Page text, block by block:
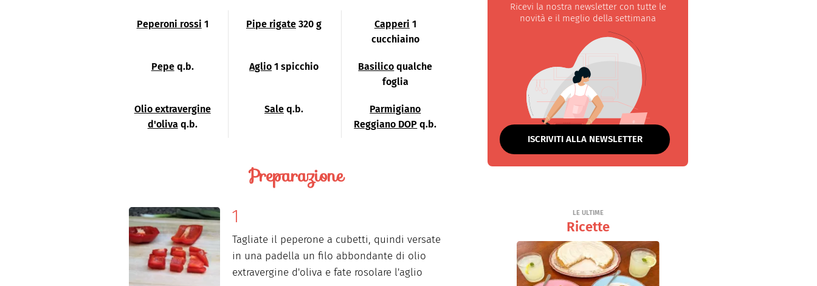
Peperoni rossi 1 Pipe rigate 320 g Capperi 1
cucchiaino
Pepe q.b. Aglio 1 spicchio Basilico qualche
foglia
Olio extravergine
d'oliva q.b.
Sale q.b.
Parmigiano
Reggiano DOP q.b.
Preparazione
Tagliate il peperone a cubetti, quindi versate
in una padella un filo abbondante di olio
extravergine d'oliva e fate rosolare l'aglio
Ricevi la nostra newsletter con tutte le
novità e il meglio della settimana
ISCRIVITI ALLA NEWSLETTER
LE ULTIME
Ricette